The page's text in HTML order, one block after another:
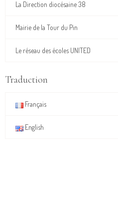
La Direction diocésaine 38
Mairie de la Tour du Pin
Le réseau des écoles UNITED
Traduction
Français
English